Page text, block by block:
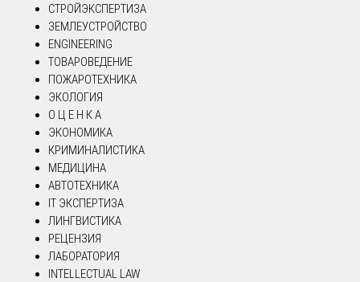
СТРОЙЭКСПЕРТИЗА
ЗЕМЛЕУСТРОЙСТВО
ENGINEERING
ТОВАРОВЕДЕНИЕ
ПОЖАРОТЕХНИКА
ЭКОЛОГИЯ
О Ц Е Н К А
ЭКОНОМИКА
КРИМИНАЛИСТИКА
МЕДИЦИНА
АВТОТЕХНИКА
IT ЭКСПЕРТИЗА
ЛИНГВИСТИКА
РЕЦЕНЗИЯ
ЛАБОРАТОРИЯ
INTELLECTUAL LAW